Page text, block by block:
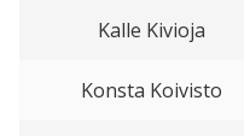
Kalle Kivioja
Konsta Koivisto